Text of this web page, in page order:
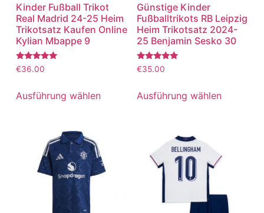
Kinder Fußball Trikot
Real Madrid 24-25 Heim
Trikotsatz Kaufen Online
Kylian Mbappe 9
Bewertet
mit
von 5
€36.00
Ausführung wählen
Günstige Kinder
Fußballtrikots RB Leipzig
Heim Trikotsatz 2024-
25 Benjamin Sesko 30
Bewertet
mit
von 5
€35.00
Ausführung wählen